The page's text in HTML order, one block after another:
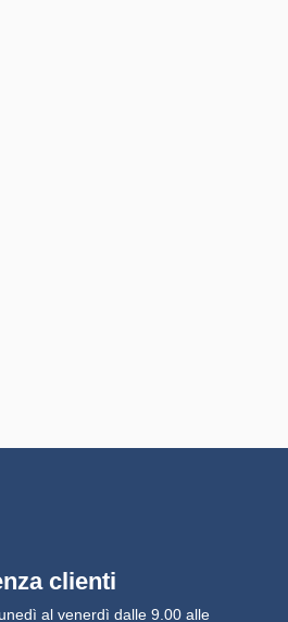
clienti
al venerdì dalle 9.00 alle